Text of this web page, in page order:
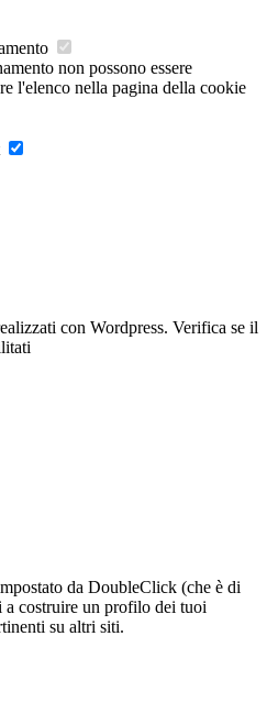
non possono essere
l'elenco nella pagina della cookie
con Wordpress. Verifica se il
da DoubleClick (che è di
costruire un profilo dei tuoi
su altri siti.